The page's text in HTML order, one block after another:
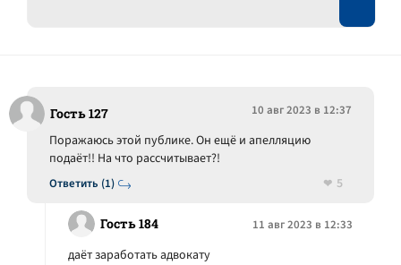
Гость 127 10 авг 2023 в 12:37
Ответить (1)
Поражаюсь этой публике. Он ещё и апелляцию
подаёт!! На что рассчитывает?!
5
Гость 184 11 авг 2023 в 12:33
даёт заработать адвокату